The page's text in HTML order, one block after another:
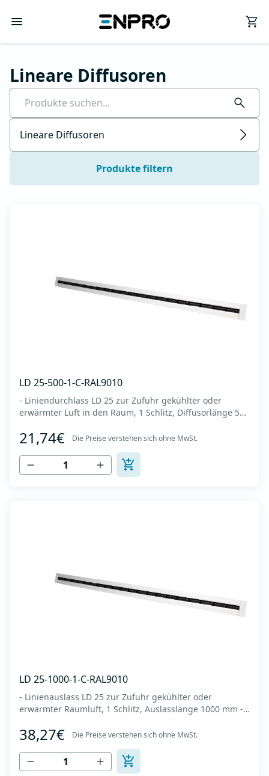
Lineare Diffusoren
Lineare Diffusoren
Produkte filtern
LD 25-500-1-C-RAL9010
- Liniendurchlass LD 25 zur Zufuhr gekühlter oder
erwärmter Luft in den Raum, 1 Schlitz, Diffusorlänge 500
besteht aus eloxiertem Aluminium in RAL 9010 (weiße
Farbe). -Integrierter Kunststoffregler (Deflektor), der den
Luftstrom lenkt (links-rechts,...
21,74€ Die Preise verstehen sich ohne MwSt.
LD 25-1000-1-C-RAL9010
- Linienauslass LD 25 zur Zufuhr gekühlter oder
erwärmter Raumluft, 1 Schlitz, Auslasslänge 1000 mm -
aus eloxiertem Aluminium in RAL 9010 (weiße Farbe). -
Integrierter Kunststoffregler (Deflektor), der den
Luftstrom lenkt (links-rechts, horizonta...
38,27€ Die Preise verstehen sich ohne MwSt.